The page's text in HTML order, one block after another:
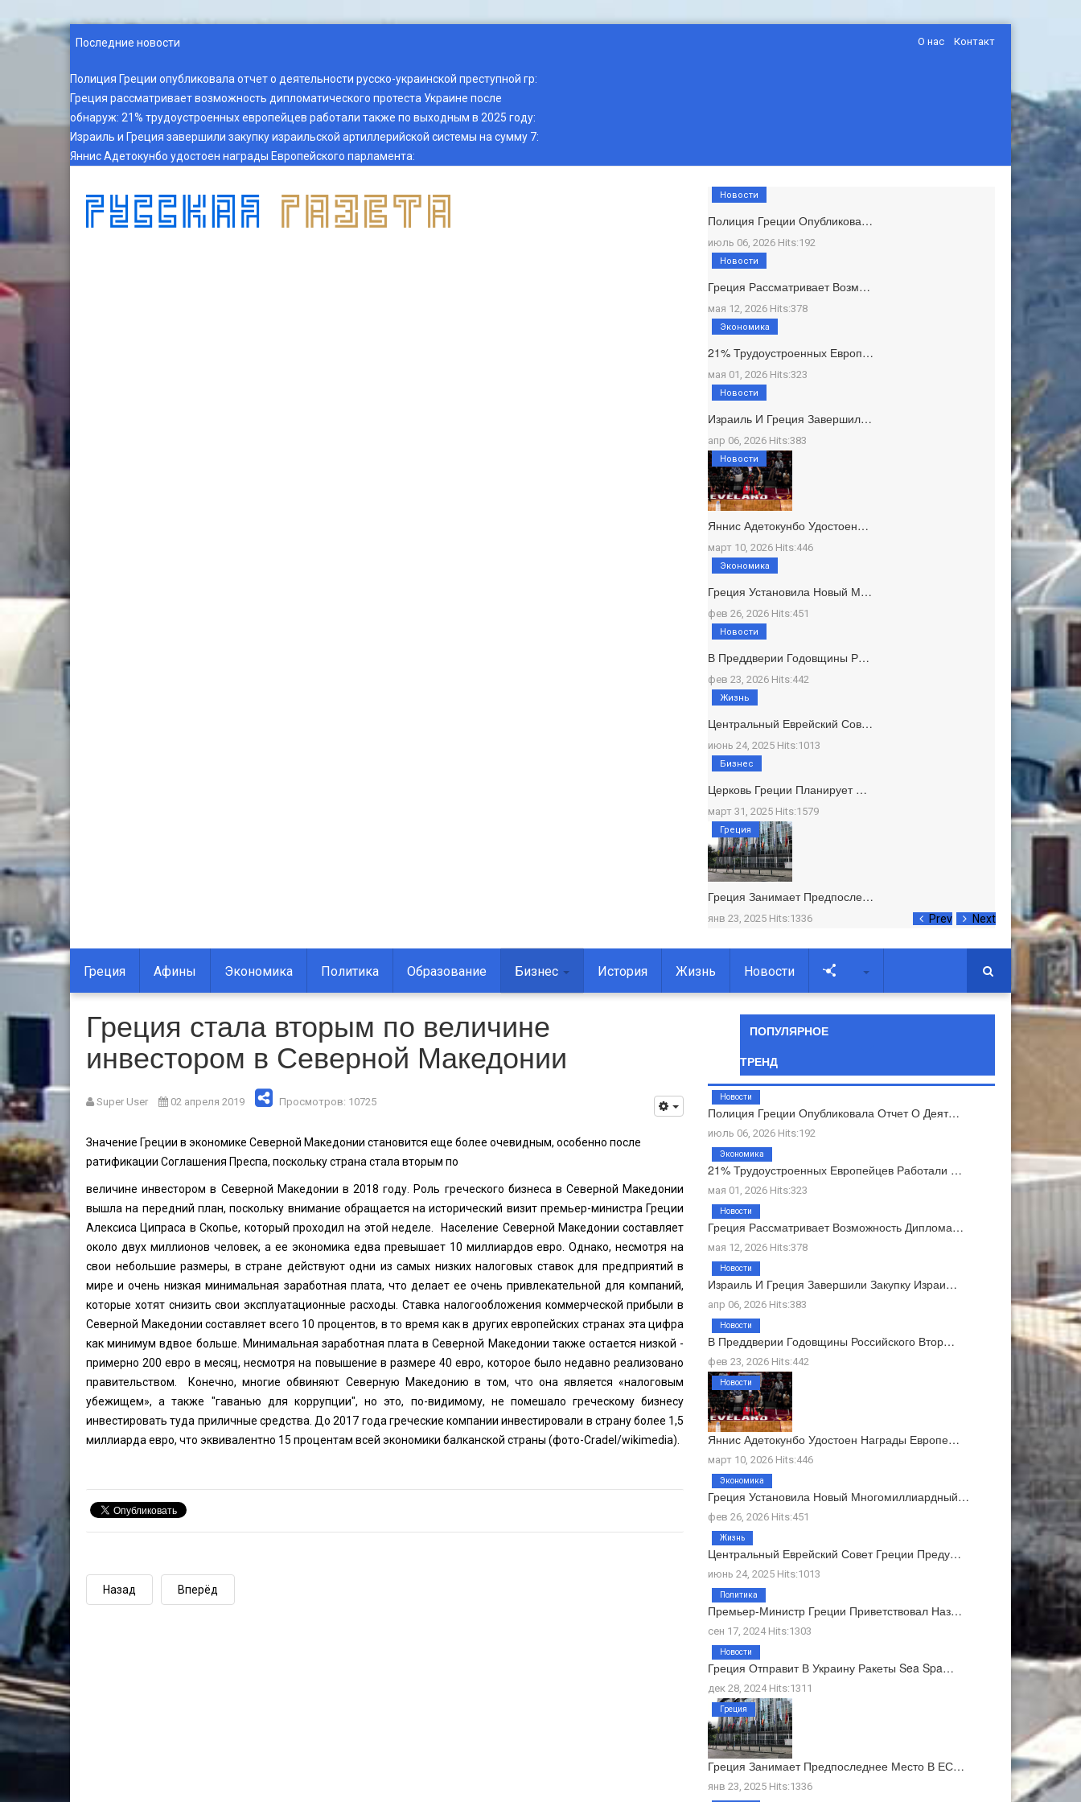
Последние новости
Полиция Греции опубликовала отчет о деятельности русско-украинской преступной гр:
Греция рассматривает возможность дипломатического протеста Украине после
обнаруж: 21% трудоустроенных европейцев работали также по выходным в 2025 году:
Израиль и Греция завершили закупку израильской артиллерийской системы на сумму 7:
Яннис Адетокунбо удостоен награды Европейского парламента:
О нас Контакт
Prev Next
Полиция Греции Опубликова…
июль 06, 2026 Hits:192
Новости
Греция Рассматривает Возм…
мая 12, 2026 Hits:378
Новости
21% Трудоустроенных Европ…
мая 01, 2026 Hits:323
Экономика
Израиль И Греция Завершил…
апр 06, 2026 Hits:383
Новости
Яннис Адетокунбо Удостоен…
март 10, 2026 Hits:446
Новости
Греция Установила Новый М…
фев 26, 2026 Hits:451
Экономика
В Преддверии Годовщины Р…
фев 23, 2026 Hits:442
Новости
Центральный Еврейский Сов…
июнь 24, 2025 Hits:1013
Жизнь
Церковь Греции Планирует …
март 31, 2025 Hits:1579
Бизнес
Греция Занимает Предпосле…
янв 23, 2025 Hits:1336
Греция
Греция Афины Экономика Политика Образование Бизнес История Жизнь Новости
Греция стала вторым по величине
инвестором в Северной Македонии
Super User 02 апреля 2019 Просмотров: 10725
Значение Греции в экономике Северной Македонии становится еще более очевидным, особенно после
ратификации Соглашения Преспа, поскольку страна стала вторым по
величине инвестором в Северной Македонии в 2018 году. Роль греческого бизнеса в Северной Македонии
вышла на передний план, поскольку внимание обращается на исторический визит премьер-министра Греции
Алексиса Ципраса в Скопье, который проходил на этой неделе. Население Северной Македонии составляет
около двух миллионов человек, а ее экономика едва превышает 10 миллиардов евро. Однако, несмотря на
свои небольшие размеры, в стране действуют одни из самых низких налоговых ставок для предприятий в
мире и очень низкая минимальная заработная плата, что делает ее очень привлекательной для компаний,
которые хотят снизить свои эксплуатационные расходы. Ставка налогообложения коммерческой прибыли в
Северной Македонии составляет всего 10 процентов, в то время как в других европейских странах эта цифра
как минимум вдвое больше. Минимальная заработная плата в Северной Македонии также остается низкой -
примерно 200 евро в месяц, несмотря на повышение в размере 40 евро, которое было недавно реализовано
правительством. Конечно, многие обвиняют Северную Македонию в том, что она является «налоговым
убежищем», а также "гаванью для коррупции", но это, по-видимому, не помешало греческому бизнесу
инвестировать туда приличные средства. До 2017 года греческие компании инвестировали в страну более 1,5
миллиарда евро, что эквивалентно 15 процентам всей экономики балканской страны (фото-Cradel /wikimedia).
Назад Вперёд
ПОПУЛЯРНОЕ
ТРЕНД
Полиция Греции Опубликовала Отчет О Деят…
июль 06, 2026 Hits:192
Новости
21% Трудоустроенных Европейцев Работали …
мая 01, 2026 Hits:323
Экономика
Греция Рассматривает Возможность Диплома…
мая 12, 2026 Hits:378
Новости
Израиль И Греция Завершили Закупку Израи…
апр 06, 2026 Hits:383
Новости
В Преддверии Годовщины Российского Втор…
фев 23, 2026 Hits:442
Новости
Яннис Адетокунбо Удостоен Награды Европе…
март 10, 2026 Hits:446
Новости
Греция Установила Новый Многомиллиардный…
фев 26, 2026 Hits:451
Экономика
Центральный Еврейский Совет Греции Преду…
июнь 24, 2025 Hits:1013
Жизнь
Премьер-Министр Греции Приветствовал Наз…
сен 17, 2024 Hits:1303
Политика
Греция Отправит В Украину Ракеты Sea Spa…
дек 28, 2024 Hits:1311
Новости
Греция Занимает Предпоследнее Место В ЕС…
янв 23, 2025 Hits:1336
Греция